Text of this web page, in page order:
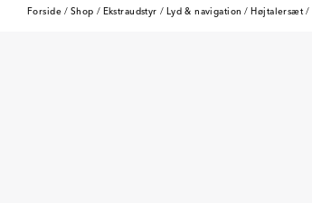
Forside / Shop / Ekstraudstyr / Lyd & navigation / Højtalersæt /